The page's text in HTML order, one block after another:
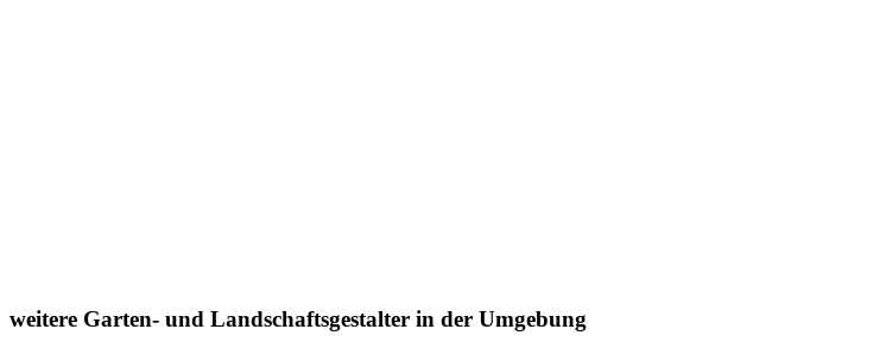
weitere Garten- und Landschaftsgestalter in der Umgebung